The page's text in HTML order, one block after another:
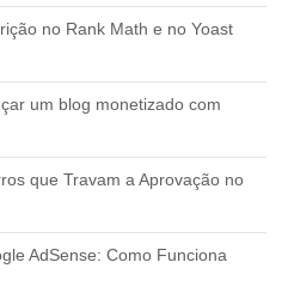
no Rank Math e no Yoast
um blog monetizado com
que Travam a Aprovação no
AdSense: Como Funciona